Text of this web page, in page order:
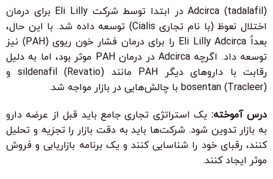
Adcirca (tadalafil) در ابتدا توسط شرکت Eli Lilly برای درمان
اختلال نعوظ (با نام تجاری Cialis) توسعه داده شد. با این حال،
بعداً Eli Lilly Adcirca را برای درمان فشار خون ریوی (PAH) نیز
توسعه داد. اگرچه Adcirca در درمان PAH موثر بود، اما به دلیل
رقابت با داروهای دیگر PAH مانند sildenafil (Revatio) و
bosentan (Tracleer) با چالش‌هایی در بازار مواجه شد.
درس آموخته: یک استراتژی تجاری جامع باید قبل از عرضه دارو
به بازار تدوین شود. شرکت‌ها باید به دقت بازار را تجزیه و تحلیل
کنند، رقبای خود را شناسایی کنند و یک برنامه بازاریابی و فروش
موثر ایجاد کنند.